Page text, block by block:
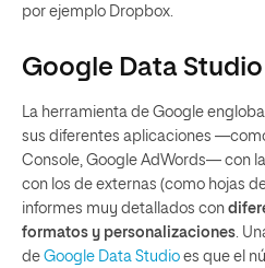
por ejemplo Dropbox.
Google Data Studio
La herramienta de Google
sus diferentes aplicaciones
Console, Google AdWords— con
con los de externas (como hojas
informes muy detallados con
formatos y personalizaciones.
de Google Data Studio es que el